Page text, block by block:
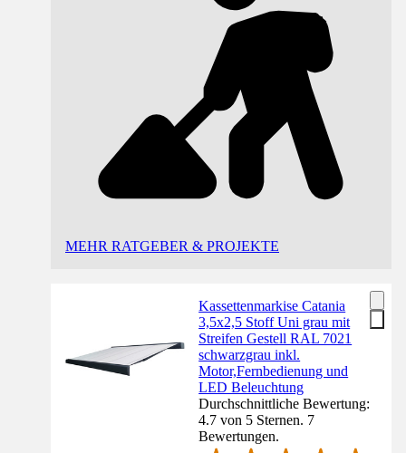
MEHR RATGEBER & PROJEKTE
Kassettenmarkise Catania
3,5x2,5 Stoff Uni grau mit
Streifen Gestell RAL 7021
schwarzgrau inkl.
Motor,Fernbedienung und
LED Beleuchtung
Durchschnittliche Bewertung:
4.7 von 5 Sternen. 7
Bewertungen.